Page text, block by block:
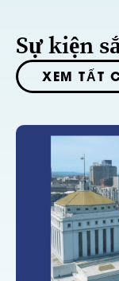
Sự kiện
XEM TẤT